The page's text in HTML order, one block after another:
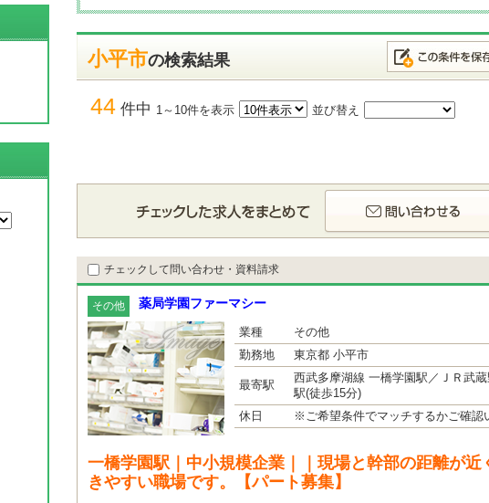
小平市の検索結果
44 件中 1～10件を表示 並び替え
チェックして問い合わせ・資料請求
その他 薬局学園ファーマシー
業種
その他
勤務地
東京都 小平市
最寄駅
西武多摩湖線 一橋学園駅／ＪＲ武
駅(徒歩15分)
休日
※ご希望条件でマッチするかご確認
一橋学園駅｜中小規模企業｜｜現場と幹部の距離が
きやすい職場です。【パート募集】